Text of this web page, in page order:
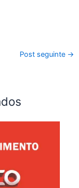
Post seguinte →